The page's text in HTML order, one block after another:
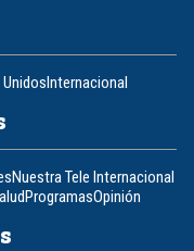
Internacional
Nuestra Tele Internacional
ProgramasOpinión